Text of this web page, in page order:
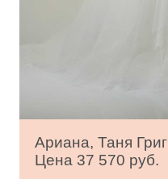
Ариана, Таня Григ
Цена 37 570 руб.